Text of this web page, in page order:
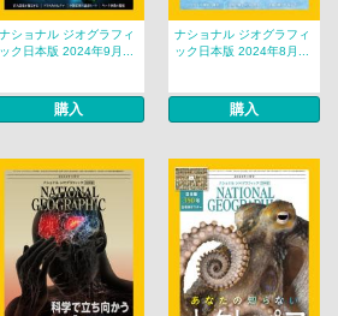
ナショナル ジオグラフィ
ック日本版 2024年9月...
購入
ナショナル ジオグラフィ
ック日本版 2024年8月...
購入